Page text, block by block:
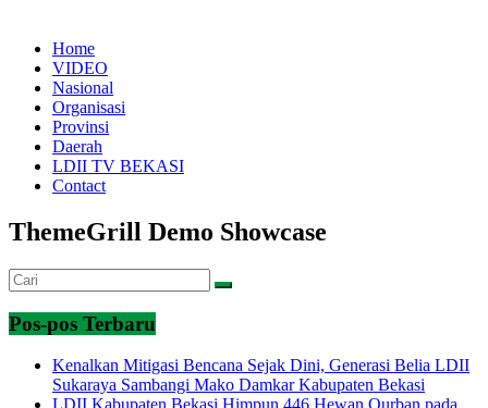
Home
VIDEO
Nasional
Organisasi
Provinsi
Daerah
LDII TV BEKASI
Contact
ThemeGrill Demo Showcase
Pos-pos Terbaru
Kenalkan Mitigasi Bencana Sejak Dini, Generasi Belia LDII
Sukaraya Sambangi Mako Damkar Kabupaten Bekasi